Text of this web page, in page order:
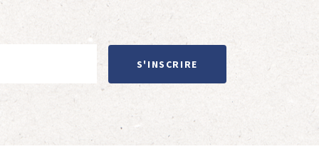
S'INSCRIRE